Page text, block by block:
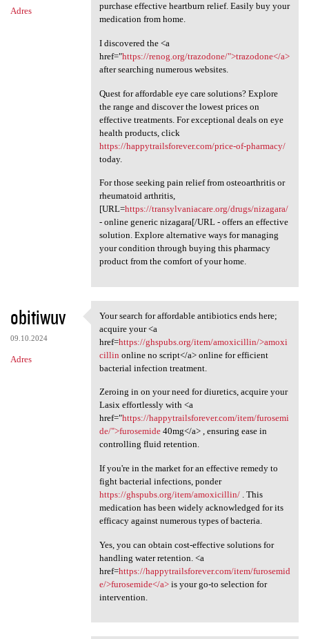
Adres
purchase effective heartburn relief. Easily buy your
medication from home.
I discovered the <a
href="https://renog.org/trazodone/">trazodone</a>
after searching numerous websites.
Quest for affordable eye care solutions? Explore
the range and discover the lowest prices on
effective treatments. For exceptional deals on eye
health products, click
https://happytrailsforever.com/price-of-pharmacy/
today.
For those seeking pain relief from osteoarthritis or
rheumatoid arthritis,
[URL=https://transylvaniacare.org/drugs/nizagara/
- online generic nizagara[/URL - offers an effective
solution. Explore alternative ways for managing
your condition through buying this pharmacy
product from the comfort of your home.
obitiwuv
09.10.2024
Adres
Your search for affordable
Your search for affordable antibiotics ends here;
acquire your <a
href=https://ghspubs.org/item/amoxicillin/>amoxi
cillin online no script</a> online for efficient
bacterial infection treatment.
Zeroing in on your need for diuretics, acquire your
Lasix effortlessly with <a
href="https://happytrailsforever.com/item/furosemi
de/">furosemide40mg</a> , ensuring ease in
controlling fluid retention.
If you're in the market for an effective remedy to
fight bacterial infections, ponder
https://ghspubs.org/item/amoxicillin/. This
medication has been widely acknowledged for its
efficacy against numerous types of bacteria.
Yes, you can obtain cost-effective solutions for
handling water retention. <a
href=https://happytrailsforever.com/item/furosemid
e/>furosemide</a>is your go-to selection for
intervention.